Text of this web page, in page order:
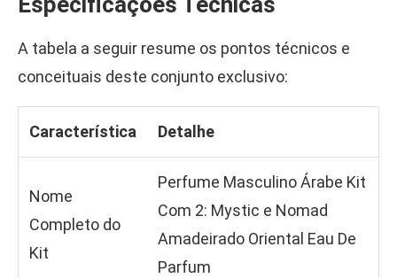
A tabela a seguir resume os pontos técnicos e
conceituais deste conjunto exclusivo:
Característica Detalhe
Nome
Completo do
Kit
Perfume Masculino Árabe Kit
Com 2: Mystic e Nomad
Amadeirado Oriental Eau De
Parfum